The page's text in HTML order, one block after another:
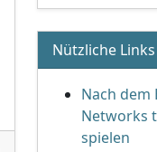
Nützliche Links
Nach dem
Networks
spielen